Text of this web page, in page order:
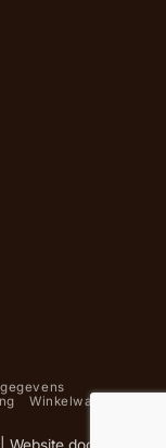
Winkelwagen